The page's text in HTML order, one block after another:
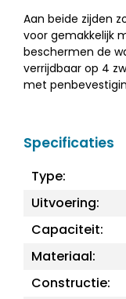
Aan beide zijden
voor gemakkelijk
beschermen de
verrijdbaar op 4
met
Specificaties
Type:
Uitvoering:
Capaciteit:
Materiaal:
Constructie: